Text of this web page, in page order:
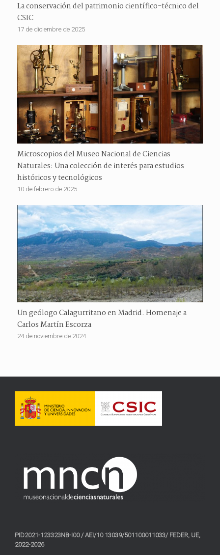
La conservación del patrimonio científico-técnico del
CSIC
17 de diciembre de 2025
Microscopios del Museo Nacional de Ciencias
Naturales: Una colección de interés para estudios
históricos y tecnológicos
10 de febrero de 2025
Un geólogo Calagurritano en Madrid. Homenaje a
Carlos Martín Escorza
24 de noviembre de 2024
PID2021-123323NB-I00 / AEI/10.13039/501100011033/ FEDER, UE,
2022-2026